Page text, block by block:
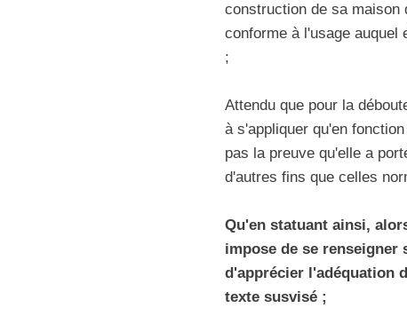
construction de sa maison
conforme à l'usage auquel
;
Attendu que pour la
à s'appliquer qu'en
pas la preuve qu'elle a
d'autres fins que celles
Qu'en statuant ainsi,
impose de se
d'apprécier l'adéquation
texte susvisé ;